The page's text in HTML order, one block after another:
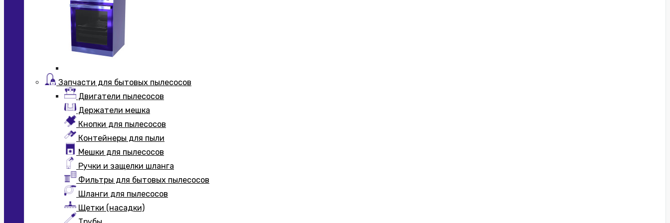
Запчасти для бытовых пылесосов
Двигатели пылесосов
Держатели мешка
Кнопки для пылесосов
Контейнеры для пыли
Мешки для пылесосов
Ручки и защелки шланга
Фильтры для бытовых пылесосов
Шланги для пылесосов
Щетки (насадки)